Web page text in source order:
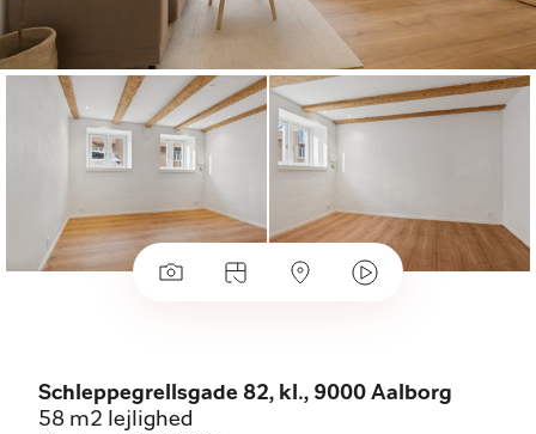
Schleppegrellsgade 82, kl., 9000 Aalborg
58 m2 lejlighed